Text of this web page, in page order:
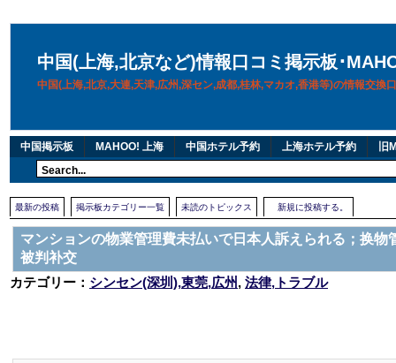
中国(上海,北京など)情報口コミ掲示板･
中国(上海,北京,大連,天津,広州,深セン,成都,桂林,マカオ,香港等)の情報交換
中国掲示板 MAHOO! 上海 中国ホテル予約 上海ホテル予約 旧
最新の投稿 掲示板カテゴリー一覧 未読のトピックス 新規に投稿する。
マンションの物業管理費未払いで日本人訴えられる；换物
被判补交
カテゴリー： シンセン(深圳),東莞,広州, 法律,トラブル